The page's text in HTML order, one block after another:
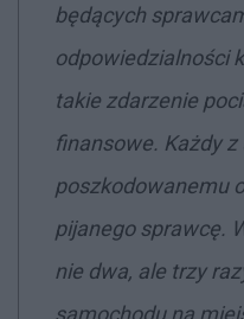
będących
odpowiedzialności
takie zdarzenie
finansowe. Każdy z
poszkodowanemu
pijanego sprawcę.
nie dwa, ale trzy
samochodu na